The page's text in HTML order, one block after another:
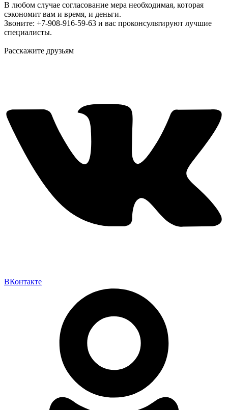
В любом случае согласование мера необходимая, которая
сэкономит вам и время, и деньги.
Звоните: +7-908-916-59-63 и вас проконсультируют лучшие
специалисты.
Расскажите друзьям
ВКонтакте